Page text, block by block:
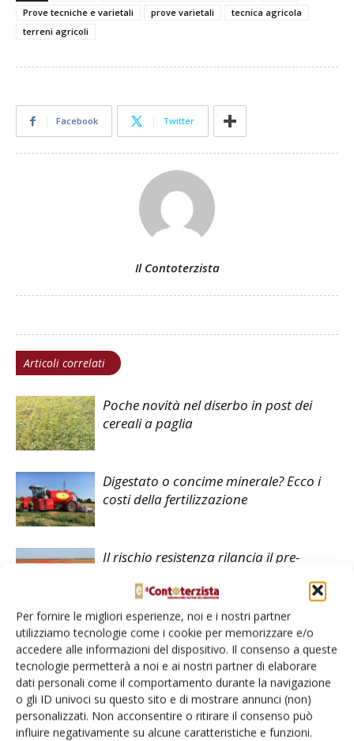
Per fornire le migliori esperienze, noi e i nostri partner
utilizziamo tecnologie come i cookie per memorizzare e/o
accedere alle informazioni del dispositivo. Il consenso a queste
tecnologie permetterà a noi e ai nostri partner di elaborare
dati personali come il comportamento durante la navigazione
o gli ID univoci su questo sito e di mostrare annunci (non)
personalizzati. Non acconsentire o ritirare il consenso può
influire negativamente su alcune caratteristiche e funzioni.
Prove tecniche e varietali
prove varietali
tecnica agricola
terreni agricoli
Facebook Twitter
Il Contoterzista
Articoli correlati
Poche novità nel diserbo in post dei
cereali a paglia
Digestato o concime minerale? Ecco i
costi della fertilizzazione
Il rischio resistenza rilancia il pre-
LASCIA UN COMMENTO